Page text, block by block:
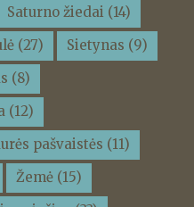
Saturno žiedai (14)
(27) Sietynas (9)
(8)
(12)
pašvaistės (11)
Žemė (15)